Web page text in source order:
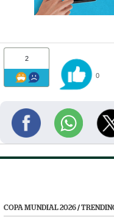
2
0
COPA MUNDIAL 2026/